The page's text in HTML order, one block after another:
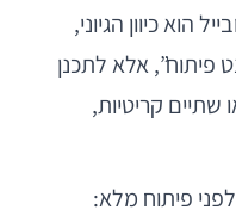
הוא כיוון הגיוני,
פיתוח”, אלא לתכנן
שתיים קריטיות,
פיתוח מלא: